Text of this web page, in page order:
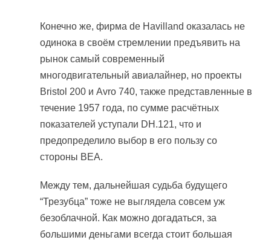
Конечно же, фирма de Havilland оказалась не
одинока в своём стремлении предъявить на
рынок самый современный
многодвигательный авиалайнер, но проекты
Bristol 200 и Avro 740, также представленные в
течение 1957 года, по сумме расчётных
показателей уступали DH.121, что и
предопределило выбор в его пользу со
стороны BEA.
Между тем, дальнейшая судьба будущего
“Трезубца” тоже не выглядела совсем уж
безоблачной. Как можно догадаться, за
большими деньгами всегда стоит большая